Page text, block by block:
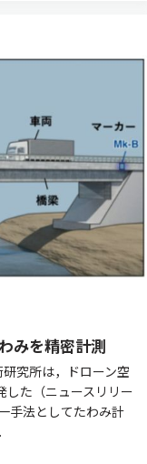
みを精密計測
究所は，ドローン空
した（ニュースリリー
手法としてたわみ計